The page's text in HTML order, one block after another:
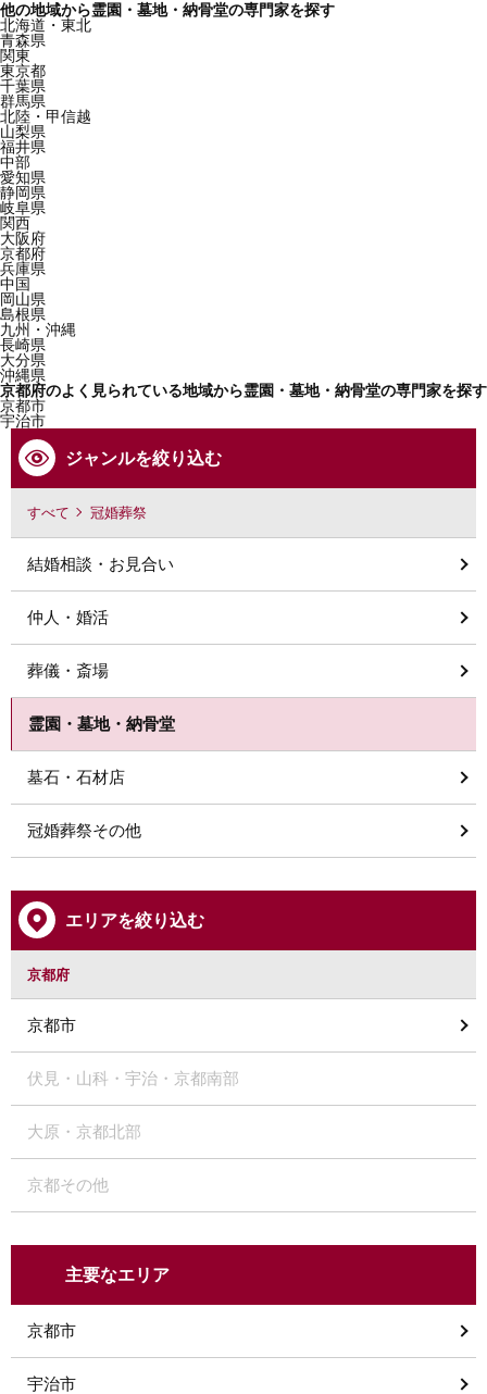
他の地域から霊園・墓地・納骨堂の専門家を探す
北海道・東北
青森県
関東
東京都
千葉県
群馬県
北陸・甲信越
山梨県
福井県
中部
愛知県
静岡県
岐阜県
関西
大阪府
京都府
兵庫県
中国
岡山県
島根県
九州・沖縄
長崎県
大分県
沖縄県
京都府のよく見られている地域から霊園・墓地・納骨堂の専門家を探す
京都市
宇治市
ジャンルを絞り込む
すべて 冠婚葬祭
結婚相談・お見合い
仲人・婚活
葬儀・斎場
霊園・墓地・納骨堂
墓石・石材店
冠婚葬祭その他
エリアを絞り込む
京都府
京都市
伏見・山科・宇治・京都南部
大原・京都北部
京都その他
主要なエリア
京都市
宇治市